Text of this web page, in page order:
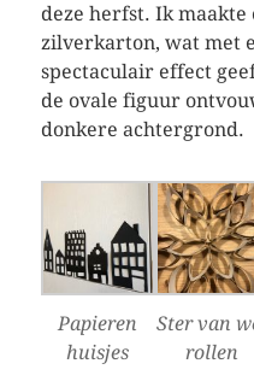
deze herfst. Ik
zilverkarton, wat met
spectaculair effect
de ovale figuur
donkere achtergrond.
Papieren
huisjes
Ster van
rollen